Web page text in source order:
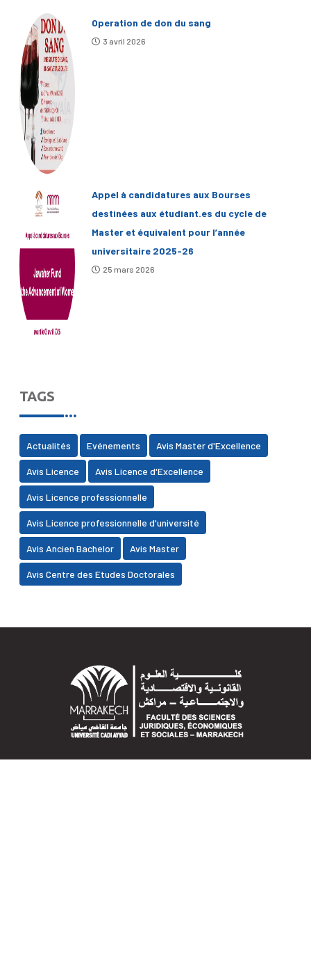
Operation de don du sang
3 avril 2026
Appel à candidatures aux Bourses
destinées aux étudiant.es du cycle de
Master et équivalent pour l’année
universitaire 2025-26
25 mars 2026
TAGS
Actualités Evénements Avis Master d'Excellence
Avis Licence Avis Licence d'Excellence
Avis Licence professionnelle
Avis Licence professionnelle d'université
Avis Ancien Bachelor Avis Master
Avis Centre des Etudes Doctorales